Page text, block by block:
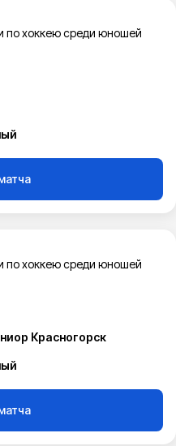
по хоккею среди юношей
по хоккею среди юношей
Красногорск